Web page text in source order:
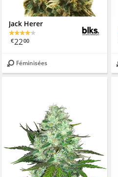
Jack Herer
€2200
Féminisées